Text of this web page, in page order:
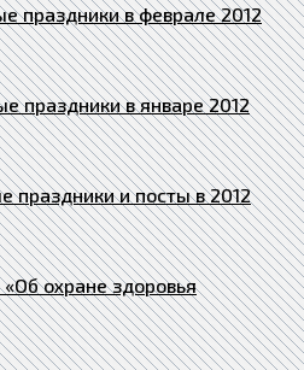
праздники в феврале 2012
праздники в январе 2012
праздники и посты в 2012
охране здоровья